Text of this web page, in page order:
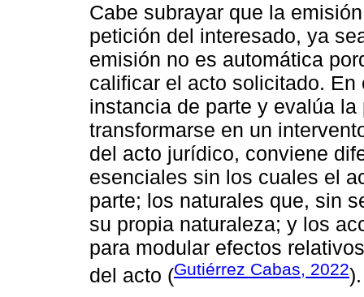
Cabe subrayar que la
petición del interesado, ya
emisión no es automática
calificar el acto solicitado.
instancia de parte y evalúa
transformarse en un
del acto jurídico, conviene
esenciales sin los cuales el
parte; los naturales que, sin
su propia naturaleza; y los
para modular efectos
del acto (Gutiérrez Cabas, 2022).